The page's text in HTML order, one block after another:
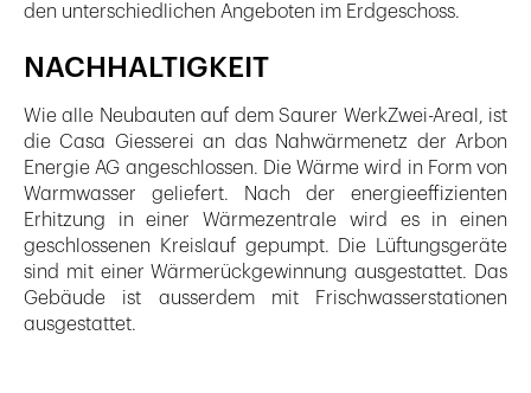
den unterschiedlichen Angeboten im Erdgeschoss.
NACHHALTIGKEIT
Wie alle Neubauten auf dem Saurer WerkZwei-Areal, ist
die Casa Giesserei an das Nahwärmenetz der Arbon
Energie AG angeschlossen. Die Wärme wird in Form von
Warmwasser geliefert. Nach der energieeffizienten
Erhitzung in einer Wärmezentrale wird es in einen
geschlossenen Kreislauf gepumpt. Die Lüftungsgeräte
sind mit einer Wärmerückgewinnung ausgestattet. Das
Gebäude ist ausserdem mit Frischwasserstationen
ausgestattet.